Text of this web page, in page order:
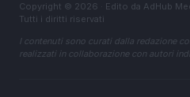
Copyright © 2026 · Edito da AdHub
Tutti i diritti riservati
I contenuti sono curati dalla redazione
realizzati in collaborazione con autori